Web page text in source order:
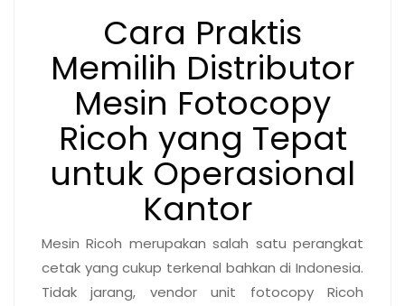
Cara Praktis
Memilih Distributor
Mesin Fotocopy
Ricoh yang Tepat
untuk Operasional
Kantor
Mesin Ricoh merupakan salah satu perangkat
cetak yang cukup terkenal bahkan di Indonesia.
Tidak jarang, vendor unit fotocopy Ricoh